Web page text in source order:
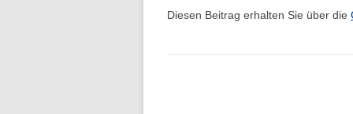
Folge 4 – Fernerkundung &
Diesen Beitrag erhalten Sie über die